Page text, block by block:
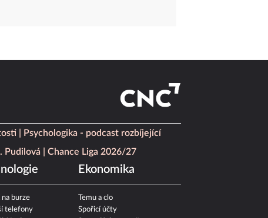
Psychologika - podcast rozbíjející
Pudilová Chance Liga 2026/27
na burze
telefony
Ekonomika
Temu a clo
Spořicí účty